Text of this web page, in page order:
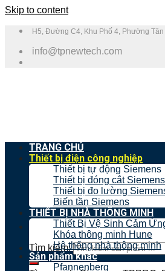
Skip to content
H5, Đường C4, Khu Phố 4, Phường Tân
info@tpnewtech.com
Tìm kiếm:
TRANG CHỦ
Thiết bị điện công nghiệp
Thiết bị tự động Siemens
Thiết bị đóng cắt Siemens
Thiết bị đo lường
Biến tần Siemens
THIẾT BỊ NHÀ THÔNG MINH
Thiết Bị Vệ Sinh Cảm
Khóa thông minh Hune
Hệ thống nhà thông minh
Sản phẩm khác
Pfannenberg